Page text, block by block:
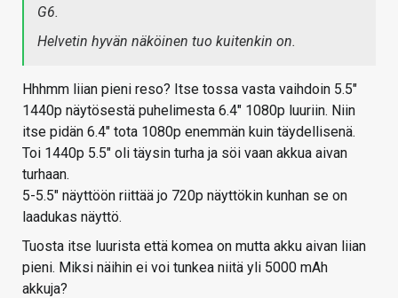
G6.
Helvetin hyvän näköinen tuo kuitenkin on.
Hhhmm liian pieni reso? Itse tossa vasta vaihdoin 5.5"
1440p näytösestä puhelimesta 6.4" 1080p luuriin. Niin
itse pidän 6.4" tota 1080p enemmän kuin täydellisenä.
Toi 1440p 5.5" oli täysin turha ja söi vaan akkua aivan
turhaan.
5-5.5" näyttöön riittää jo 720p näyttökin kunhan se on
laadukas näyttö.
Tuosta itse luurista että komea on mutta akku aivan liian
pieni. Miksi näihin ei voi tunkea niitä yli 5000 mAh
akkuja?